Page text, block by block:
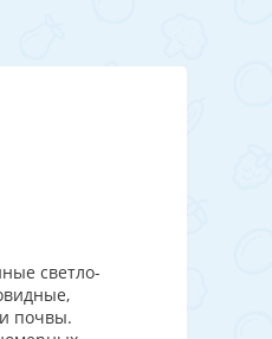
светло-
почвы.